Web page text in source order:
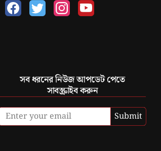
সব ধরনের নিউজ আপডেট পেতে
সাবস্ক্রাইব করুন
Submit